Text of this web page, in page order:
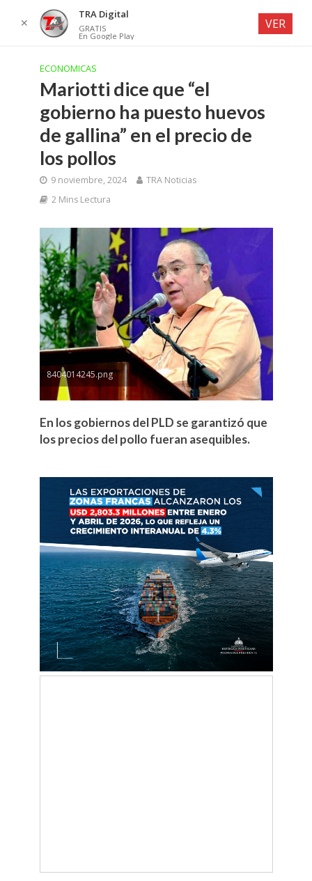
ECONOMICAS
Mariotti dice que “el
gobierno ha puesto huevos
de gallina” en el precio de
los pollos
9 noviembre, 2024
TRA Noticias
2 Mins Lectura
8404014245.png
En los gobiernos del PLD se garantizó que
los precios del pollo fueran asequibles.
✕
TRA Digital
GRATIS
En Google Play
VER